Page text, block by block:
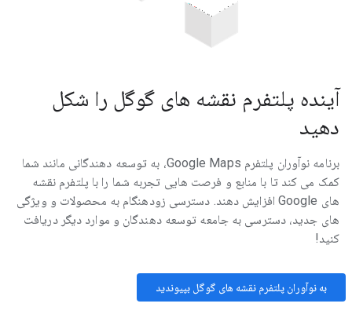
آینده پلتفرم نقشه های گوگل را شکل
دهید
برنامه نوآوران پلتفرم Google Maps، به توسعه دهندگانی مانند شما
کمک می کند تا با منابع و فرصت هایی تجربه شما را با پلتفرم نقشه
های Google افزایش دهند. دسترسی زودهنگام به محصولات و ویژگی
های جدید، دسترسی به جامعه توسعه دهندگان و موارد دیگر دریافت
کنید!
به نوآوران پلتفرم نقشه های گوگل بپیوندید